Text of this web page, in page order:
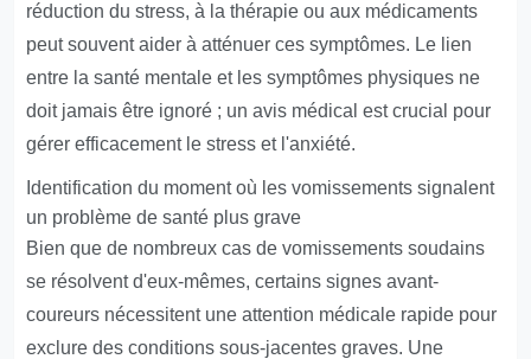
réduction du stress, à la thérapie ou aux médicaments
peut souvent aider à atténuer ces symptômes. Le lien
entre la santé mentale et les symptômes physiques ne
doit jamais être ignoré ; un avis médical est crucial pour
gérer efficacement le stress et l'anxiété.
Identification du moment où les vomissements signalent
un problème de santé plus grave
Bien que de nombreux cas de vomissements soudains
se résolvent d'eux-mêmes, certains signes avant-
coureurs nécessitent une attention médicale rapide pour
exclure des conditions sous-jacentes graves. Une